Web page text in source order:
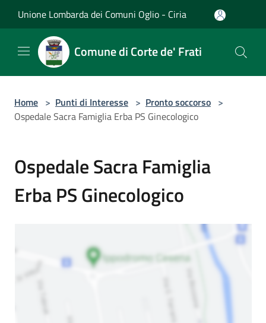
Unione Lombarda dei Comuni Oglio - Ciria
Comune di Corte de' Frati
Home > Punti di Interesse > Pronto soccorso >
Ospedale Sacra Famiglia Erba PS Ginecologico
Ospedale Sacra Famiglia
Erba PS Ginecologico